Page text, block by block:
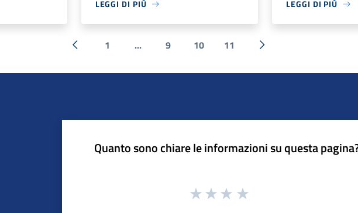
LEGGI DI PIÙ LEGGI DI PIÙ
« Precedente
1 ... 9 10 11
Successiva »
Quanto sono chiare le informazioni su questa